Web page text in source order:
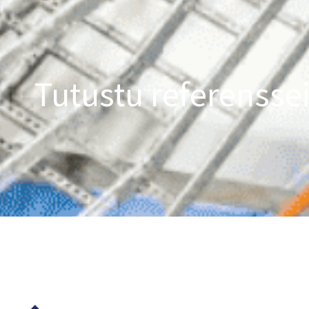
Tutustu